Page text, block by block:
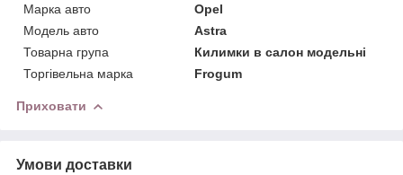
Марка авто
Opel
Модель авто
Astra
Товарна група
Килимки в салон модельні
Торгівельна марка
Frogum
Приховати
Умови доставки